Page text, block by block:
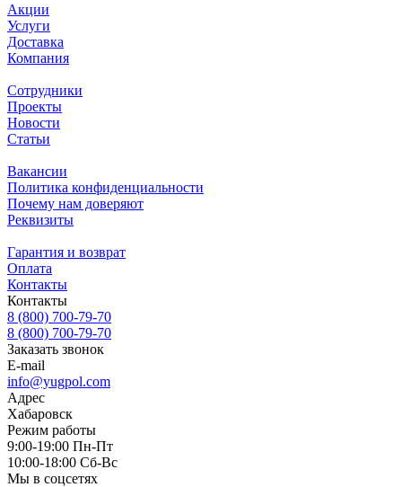
Акции
Услуги
Доставка
Компания
Сотрудники
Проекты
Новости
Статьи
Вакансии
Политика конфиденциальности
Почему нам доверяют
Реквизиты
Гарантия и возврат
Оплата
Контакты
Контакты
8 (800) 700-79-70
8 (800) 700-79-70
Заказать звонок
E-mail
info@yugpol.com
Адрес
Хабаровск
Режим работы
9:00-19:00 Пн-Пт
10:00-18:00 Cб-Вс
Мы в соцсетях